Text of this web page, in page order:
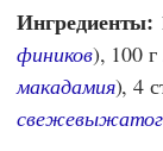
Ингредиенты:
фиников), 100 г
макадамия), 4